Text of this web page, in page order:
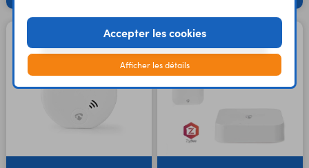
Accepter les cookies
Afficher les détails